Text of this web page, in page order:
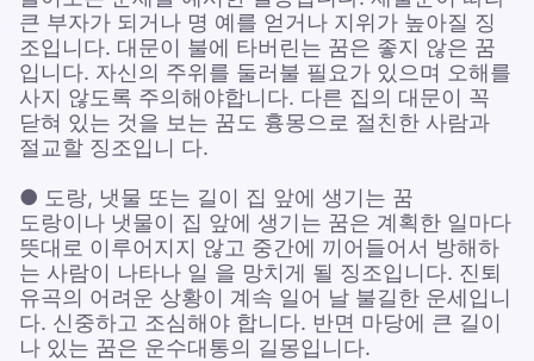
큰 부자가 되거나 명 예를 얻거나 지위가 높아질 징
조입니다. 대문이 불에 타버린는 꿈은 좋지 않은 꿈
입니다. 자신의 주위를 둘러불 필요가 있으며 오해를
사지 않도록 주의해야합니다. 다른 집의 대문이 꼭
닫혀 있는 것을 보는 꿈도 흉몽으로 절친한 사람과
절교할 징조입니 다.
● 도랑, 냇물 또는 길이 집 앞에 생기는 꿈
도랑이나 냇물이 집 앞에 생기는 꿈은 계획한 일마다
뜻대로 이루어지지 않고 중간에 끼어들어서 방해하
는 사람이 나타나 일 을 망치게 될 징조입니다. 진퇴
유곡의 어려운 상황이 계속 일어 날 불길한 운세입니
다. 신중하고 조심해야 합니다. 반면 마당에 큰 길이
나 있는 꿈은 운수대통의 길몽입니다.